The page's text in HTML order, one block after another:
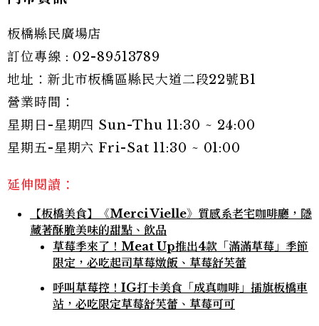
板橋縣民廣場店
訂位專線 : 02-89513789
地址：新北市板橋區縣民大道二段22號B1
營業時間：
星期日-星期四 Sun-Thu 11:30 ~ 24:00
星期五-星期六 Fri-Sat 11:30 ~ 01:00
延伸閱讀：
【板橋美食】《Merci Vielle》質感系老宅咖啡廳，隱
藏著酥脆美味的甜點、飲品
草莓季來了！Meat Up推出4款「滿滿草莓」季節
限定，必吃起司草莓燉飯、草莓舒芙蕾
呼叫草莓控！IG打卡美食「成真咖啡」插旗板橋車
站，必吃限定草莓舒芙蕾、草莓可可